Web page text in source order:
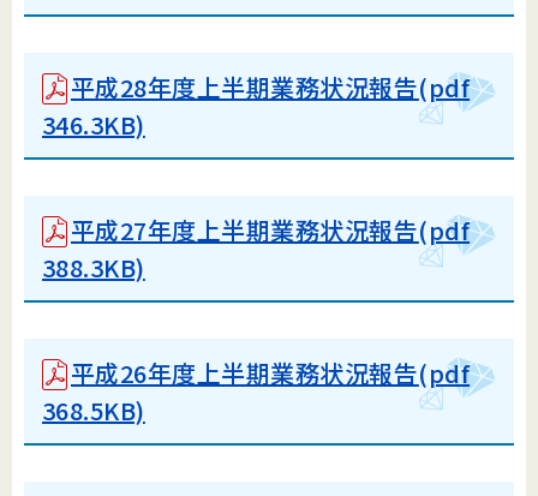
平成28年度上半期業務状況報告(pdf
346.3KB)
平成27年度上半期業務状況報告(pdf
388.3KB)
平成26年度上半期業務状況報告(pdf
368.5KB)